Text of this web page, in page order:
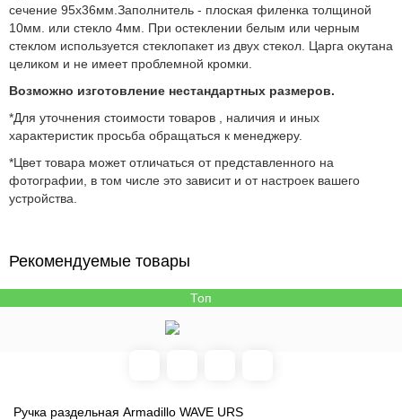
сечение 95х36мм.Заполнитель - плоская филенка толщиной
10мм. или стекло 4мм. При остеклении белым или черным
стеклом используется стеклопакет из двух стекол. Царга окутана
целиком и не имеет проблемной кромки.
Возможно изготовление нестандартных размеров.
*Для уточнения стоимости товаров , наличия и иных
характеристик просьба обращаться к менеджеру.
*Цвет товара может отличаться от представленного на
фотографии, в том числе это зависит и от настроек вашего
устройства.
Рекомендуемые товары
Топ
Ручка раздельная Armadillo WAVE URS